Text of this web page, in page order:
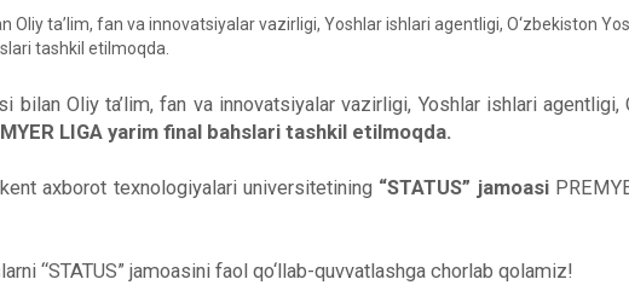
ta’lim, fan va innovatsiyalar vazirligi, Yoshlar ishlari agentligi, O‘zbekiston
tashkil etilmoqda.
Oliy ta’lim, fan va innovatsiyalar vazirligi, Yoshlar ishlari
LIGA yarim final bahslari tashkil etilmoqda.
axborot texnologiyalari universitetining “STATUS” jamoasi
“STATUS” jamoasini faol qo‘llab-quvvatlashga chorlab qolamiz!